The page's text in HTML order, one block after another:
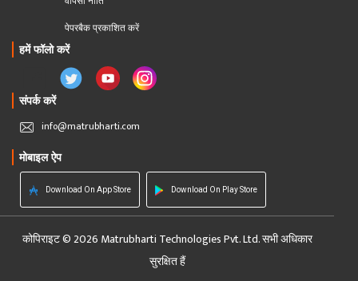
पेपरबैक प्रकाशित करें
हमें फॉलो करें
संपर्क करें
info@matrubharti.com
मोबाइल ऐप
Download On App Store Download On Play Store
कोपिराइट © 2026 Matrubharti Technologies Pvt. Ltd. सभी अधिकार
सुरक्षित हैं